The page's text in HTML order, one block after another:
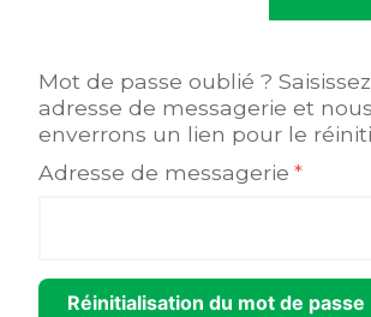
Mot de passe oublié ?
adresse de messagerie et
enverrons un lien pour le
Adresse de messagerie *
Réinitialisation du mot de passe